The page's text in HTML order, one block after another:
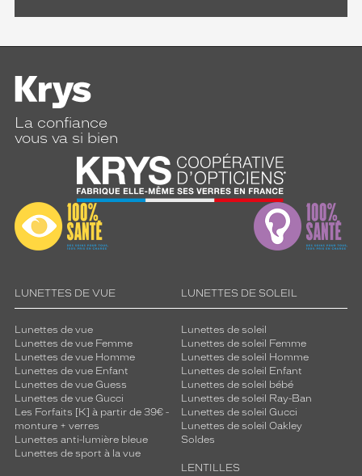
La confiance
vous va si bien
LUNETTES DE VUE
Lunettes de vue
Lunettes de vue Femme
Lunettes de vue Homme
Lunettes de vue Enfant
Lunettes de vue Guess
Lunettes de vue Gucci
Les Forfaits [K] à partir de 39€ -
monture + verres
Lunettes anti-lumière bleue
Lunettes de sport à la vue
LUNETTES DE SOLEIL
Lunettes de soleil
Lunettes de soleil Femme
Lunettes de soleil Homme
Lunettes de soleil Enfant
Lunettes de soleil bébé
Lunettes de soleil Ray-Ban
Lunettes de soleil Gucci
Lunettes de soleil Oakley
Soldes
LENTILLES